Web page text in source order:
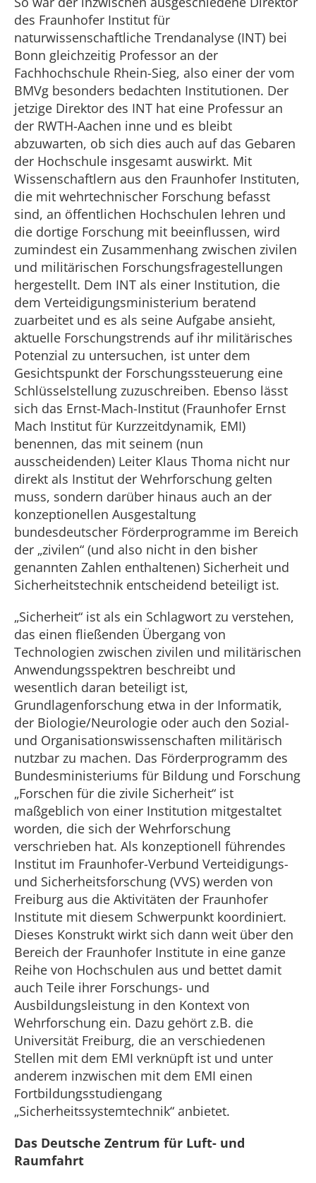
des Fraunhofer Institut für
naturwissenschaftliche Trendanalyse (INT) bei
Bonn gleichzeitig Professor an der
Fachhochschule Rhein-Sieg, also einer der vom
BMVg besonders bedachten Institutionen. Der
jetzige Direktor des INT hat eine Professur an
der RWTH-Aachen inne und es bleibt
abzuwarten, ob sich dies auch auf das Gebaren
der Hochschule insgesamt auswirkt. Mit
Wissenschaftlern aus den Fraunhofer Instituten,
die mit wehrtechnischer Forschung befasst
sind, an öffentlichen Hochschulen lehren und
die dortige Forschung mit beeinflussen, wird
zumindest ein Zusammenhang zwischen zivilen
und militärischen Forschungsfragestellungen
hergestellt. Dem INT als einer Institution, die
dem Verteidigungsministerium beratend
zuarbeitet und es als seine Aufgabe ansieht,
aktuelle Forschungstrends auf ihr militärisches
Potenzial zu untersuchen, ist unter dem
Gesichtspunkt der Forschungssteuerung eine
Schlüsselstellung zuzuschreiben. Ebenso lässt
sich das Ernst-Mach-Institut (Fraunhofer Ernst
Mach Institut für Kurzzeitdynamik, EMI)
benennen, das mit seinem (nun
ausscheidenden) Leiter Klaus Thoma nicht nur
direkt als Institut der Wehrforschung gelten
muss, sondern darüber hinaus auch an der
konzeptionellen Ausgestaltung
bundesdeutscher Förderprogramme im Bereich
der „zivilen“ (und also nicht in den bisher
genannten Zahlen enthaltenen) Sicherheit und
Sicherheitstechnik entscheidend beteiligt ist.
„Sicherheit“ ist als ein Schlagwort zu verstehen,
das einen fließenden Übergang von
Technologien zwischen zivilen und militärischen
Anwendungsspektren beschreibt und
wesentlich daran beteiligt ist,
Grundlagenforschung etwa in der Informatik,
der Biologie/Neurologie oder auch den Sozial-
und Organisationswissenschaften militärisch
nutzbar zu machen. Das Förderprogramm des
Bundesministeriums für Bildung und Forschung
„Forschen für die zivile Sicherheit“ ist
maßgeblich von einer Institution mitgestaltet
worden, die sich der Wehrforschung
verschrieben hat. Als konzeptionell führendes
Institut im Fraunhofer-Verbund Verteidigungs-
und Sicherheitsforschung (VVS) werden von
Freiburg aus die Aktivitäten der Fraunhofer
Institute mit diesem Schwerpunkt koordiniert.
Dieses Konstrukt wirkt sich dann weit über den
Bereich der Fraunhofer Institute in eine ganze
Reihe von Hochschulen aus und bettet damit
auch Teile ihrer Forschungs- und
Ausbildungsleistung in den Kontext von
Wehrforschung ein. Dazu gehört z.B. die
Universität Freiburg, die an verschiedenen
Stellen mit dem EMI verknüpft ist und unter
anderem inzwischen mit dem EMI einen
Fortbildungsstudiengang
„Sicherheitssystemtechnik“ anbietet.
Das Deutsche Zentrum für Luft- und
Raumfahrt